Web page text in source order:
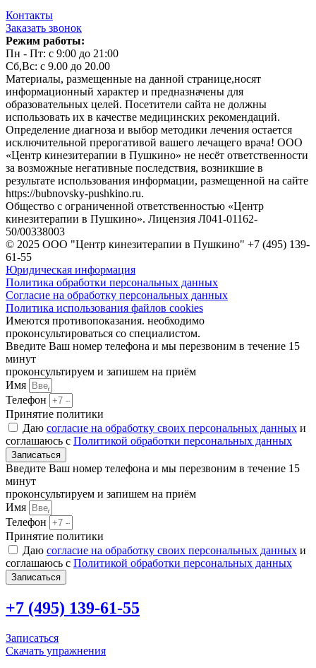
Контакты
Заказать звонок
Режим работы:
Пн - Пт: с 9:00 до 21:00
Сб,Вс: с 9.00 до 20.00
Материалы, размещенные на данной странице,носят
информационный характер и предназначены для
образовательных целей. Посетители сайта не должны
использовать их в качестве медицинских рекомендаций.
Определение диагноза и выбор методики лечения остается
исключительной прерогативой вашего лечащего врача! ООО
«Центр кинезитерапии в Пушкино» не несёт ответственности
за возможные негативные последствия, возникшие в
результате использования информации, размещенной на сайте
https://bubnovsky-pushkino.ru.
Общество с ограниченной ответственностью «Центр
кинезитерапии в Пушкино». Лицензия Л041-01162-
50/00338003
© 2025 ООО "Центр кинезитерапии в Пушкино" +7 (495) 139-
61-55
Юридическая информация
Политика обработки персональных данных
Согласие на обработку персональных данных
Политика использования файлов cookies
Имеются противопоказания. необходимо
проконсультироваться со специалистом.
Введите Ваш номер телефона и мы перезвоним в течение 15
минут
проконсультируем и запишем на приём
Имя
Телефон
Принятие политики
Даю согласие на обработку своих персональных данных и
соглашаюсь с Политикой обработки персональных данных
Записаться
Введите Ваш номер телефона и мы перезвоним в течение 15
минут
проконсультируем и запишем на приём
Имя
Телефон
Принятие политики
Даю согласие на обработку своих персональных данных и
соглашаюсь с Политикой обработки персональных данных
Записаться
+7 (495) 139-61-55
Записаться
Скачать упражнения